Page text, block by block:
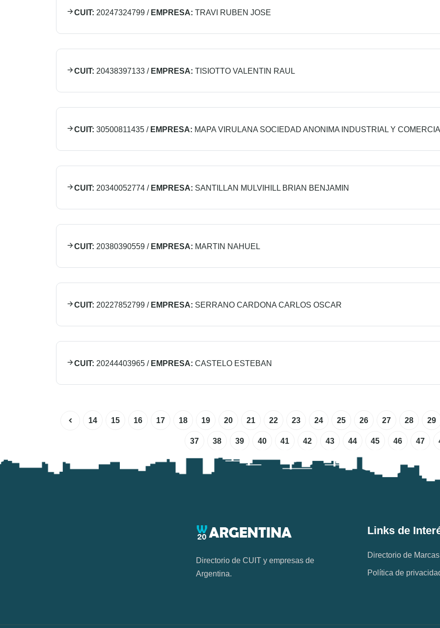
CUIT: 20247324799 / EMPRESA: TRAVI RUBEN JOSE
CUIT: 20438397133 / EMPRESA: TISIOTTO VALENTIN RAUL
CUIT: 30500811435 / EMPRESA: MAPA VIRULANA SOCIEDAD ANONIMA INDUSTRIAL Y
CUIT: 20340052774 / EMPRESA: SANTILLAN MULVIHILL BRIAN BENJAMIN
CUIT: 20380390559 / EMPRESA: MARTIN NAHUEL
CUIT: 20227852799 / EMPRESA: SERRANO CARDONA CARLOS OSCAR
CUIT: 20244403965 / EMPRESA: CASTELO ESTEBAN
14 15 16 17 18 19 20 21 22 23 24 25 26 27 28 29
37 38 39 40 41 42 43 44 45 46 47
Directorio de CUIT y empresas de
Argentina.
Links de
Directorio de Marcas
Política de